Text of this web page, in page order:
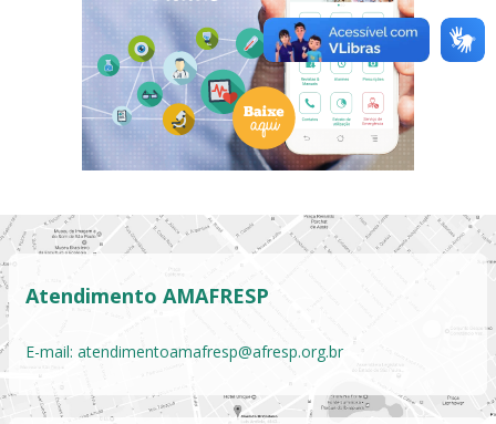
Atendimento AMAFRESP
E-mail: atendimentoamafresp@afresp.org.br